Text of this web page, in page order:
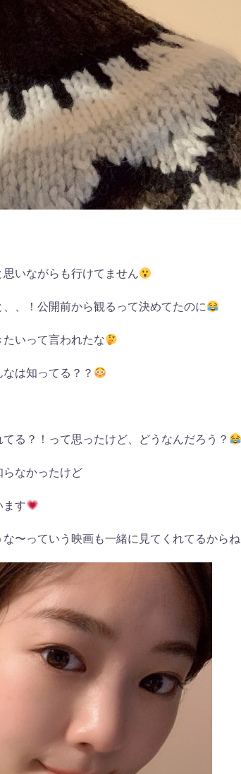
いながらも行けてません
、！公開前から観るって決めてたのに
いって言われたな
は知ってる？？
る？！って思ったけど、どうなんだろう？
なかったけど
ます
〜っていう映画も一緒に見てくれてるからね